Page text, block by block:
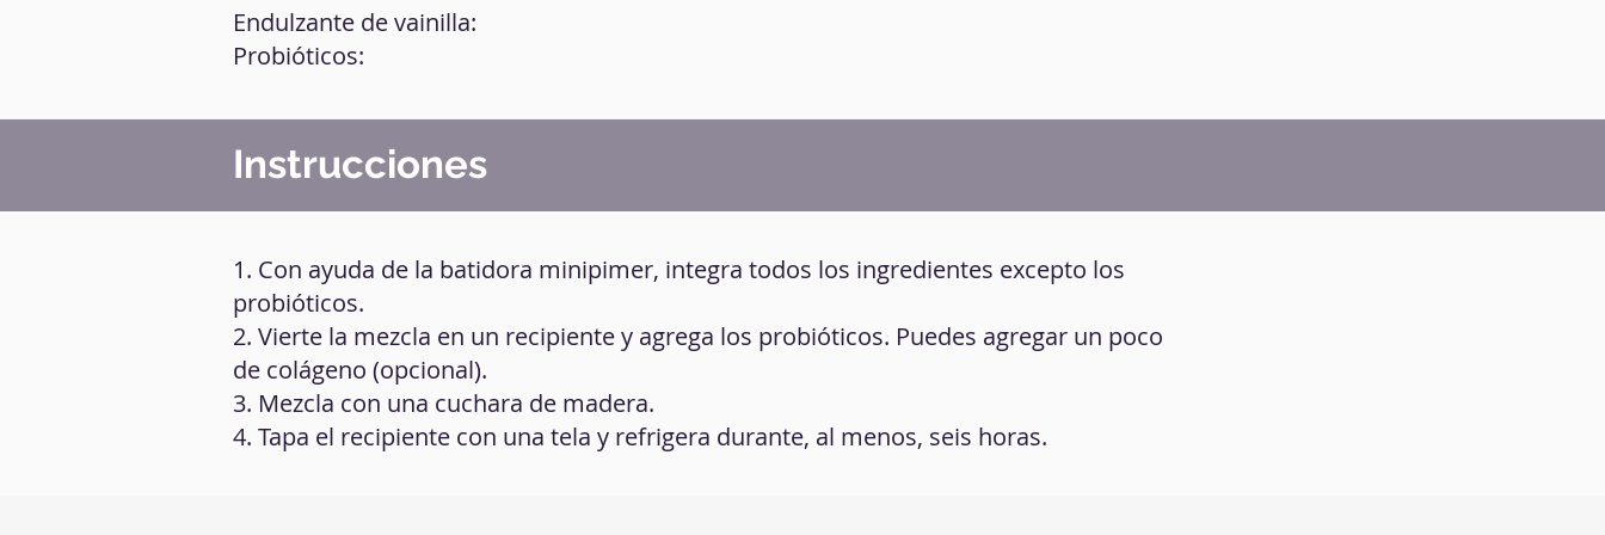
Endulzante de vainilla:
Probióticos:
Instrucciones
1. Con ayuda de la batidora minipimer, integra todos los ingredientes excepto los
probióticos.
2. Vierte la mezcla en un recipiente y agrega los probióticos. Puedes agregar un poco
de colágeno (opcional).
3. Mezcla con una cuchara de madera.
4. Tapa el recipiente con una tela y refrigera durante, al menos, seis horas.